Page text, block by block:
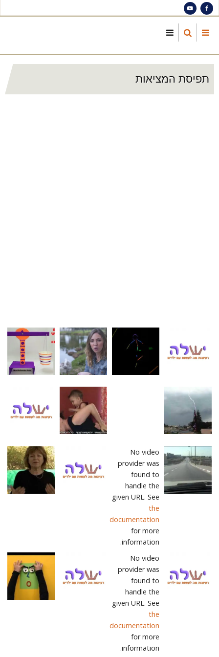
תפיסת המציאות
No video
provider was
found to
handle the
given URL. See
the
documentation
for more
information.
No video
provider was
found to
handle the
given URL. See
the
documentation
for more
information.